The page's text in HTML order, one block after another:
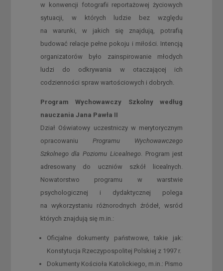
w konwencji fotografii reportażowej życiowych
sytuacji, w których ludzie bez względu
na warunki, w jakich się znajdują, potrafią
budować relacje pełne pokoju i miłości. Intencją
organizatorów było zainspirowanie młodych
ludzi do odkrywania w otaczającej ich
codzienności spraw wartościowych i dobrych.
Program Wychowawczy Szkolny według
nauczania Jana Pawła II
Dział Oświatowy uczestniczy w merytorycznym
opracowaniu Programu Wychowawczego
Szkolnego dla Poziomu Licealnego. Program jest
adresowany do uczniów szkół licealnych.
Nowatorstwo programu w warstwie
psychologicznej i dydaktycznej polega
na wykorzystaniu różnorodnych źródeł, wsród
których znajdują się m.in.:
Oficjalne dokumenty państwowe, takie jak:
Konstytucja Rzeczypospolitej Polskiej z 1997 r.
Dokumenty Kościoła Katolickiego, m.in.: Pismo